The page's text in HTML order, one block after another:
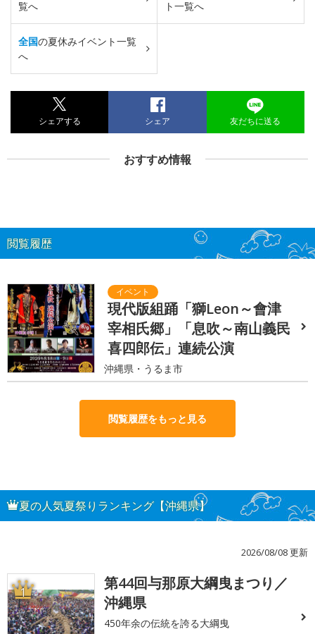
覧へ ト一覧へ
全国の夏休みイベント一覧
へ
シェアする シェア 友だちに送る
おすすめ情報
閲覧履歴
現代版組踊「獅Leon～會津
宰相氏郷」「息吹～南山義民
喜四郎伝」連続公演
沖縄県・うるま市
閲覧履歴をもっと見る
夏の人気夏祭りランキング【沖縄県】
2026/08/08 更新
1
第44回与那原大綱曳まつり／
沖縄県
450年余の伝統を誇る大綱曳